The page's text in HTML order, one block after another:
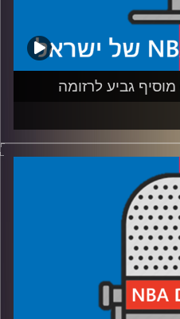
שרון דוידוביץ', משה
האוניברסיטה.
המשנה שהתעלו וההתרסקות של
לאולסטאר – במערב צפוף, במזרח